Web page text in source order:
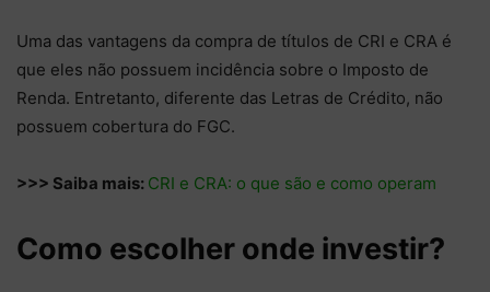
Uma das vantagens da compra de títulos de CRI e CRA é
que eles não possuem incidência sobre o Imposto de
Renda. Entretanto, diferente das Letras de Crédito, não
possuem cobertura do FGC.
>>> Saiba mais: CRI e CRA: o que são e como operam
Como escolher onde investir?